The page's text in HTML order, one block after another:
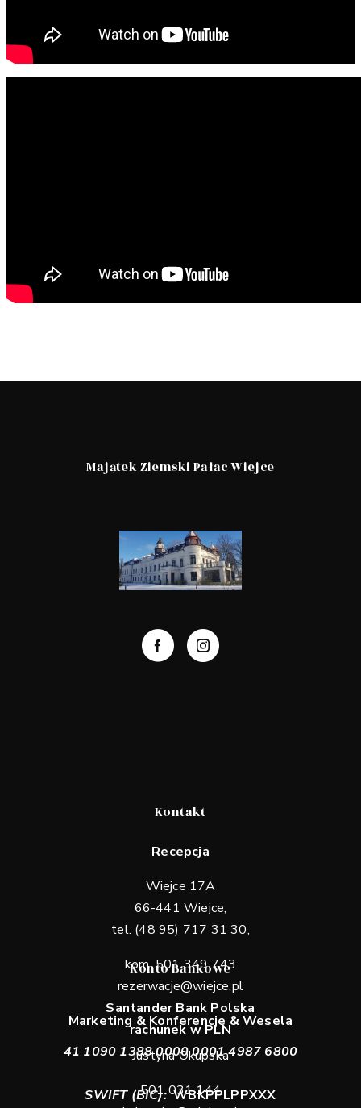
Majątek Ziemski Pałac Wiejce
Kontakt
Recepcja
Wiejce 17A
66-441 Wiejce,
tel. (48 95) 717 31 30,
kom. 501 349 743
rezerwacje@wiejce.pl
Marketing & Konferencje & Wesela
Justyna Okupska
501 031 144
Konto Bankowe
Santander Bank Polska
rachunek w PLN
41 1090 1388 0000 0001 4987 6800
SWIFT (BIC):WBKPPLPPXXX